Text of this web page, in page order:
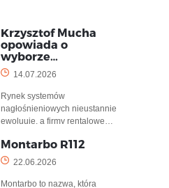
Krzysztof Mucha
opowiada o
wyborze…
14.07.2026
Rynek systemów
nagłośnieniowych nieustannie
ewoluuje, a firmy rentalowe…
Montarbo R112
22.06.2026
Montarbo to nazwa, która